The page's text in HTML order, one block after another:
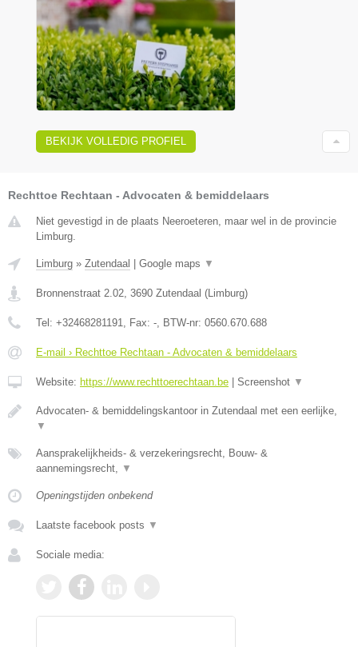
BEKIJK VOLLEDIG PROFIEL
Rechttoe Rechtaan - Advocaten & bemiddelaars
Niet gevestigd in de plaats Neeroeteren, maar wel in de provincie
Limburg.
Limburg » Zutendaal | Google maps ▼
Bronnenstraat 2.02 3690 Zutendaal (Limburg)
Tel: +32468281191 , Fax: - , BTW-nr: 0560.670.688
E-mail › Rechttoe Rechtaan - Advocaten & bemiddelaars
Website: https://www.rechttoerechtaan.be | Screenshot ▼
Advocaten- & bemiddelingskantoor in Zutendaal met een eerlijke,
▼
Aansprakelijkheids- & verzekeringsrecht, Bouw- &
aannemingsrecht,
▼
Openingstijden onbekend
Laatste facebook posts ▼
Sociale media: